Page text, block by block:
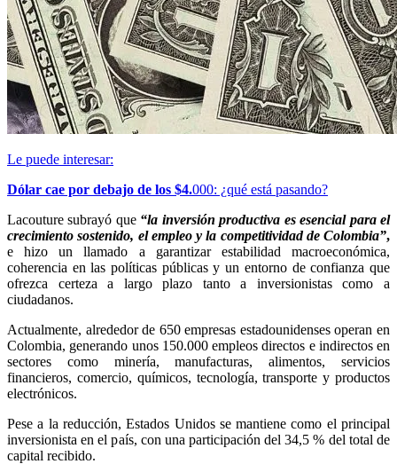
Le puede interesar:
Dólar cae por debajo de los $4.000: ¿qué está pasando?
Lacouture subrayó que “la inversión productiva es esencial para el
crecimiento sostenido, el empleo y la competitividad de Colombia”,
e hizo un llamado a garantizar estabilidad macroeconómica,
coherencia en las políticas públicas y un entorno de confianza que
ofrezca certeza a largo plazo tanto a inversionistas como a
ciudadanos.
Actualmente, alrededor de 650 empresas estadounidenses operan en
Colombia, generando unos 150.000 empleos directos e indirectos en
sectores como minería, manufacturas, alimentos, servicios
financieros, comercio, químicos, tecnología, transporte y productos
electrónicos.
Pese a la reducción, Estados Unidos se mantiene como el principal
inversionista en el país, con una participación del 34,5 % del total de
capital recibido.